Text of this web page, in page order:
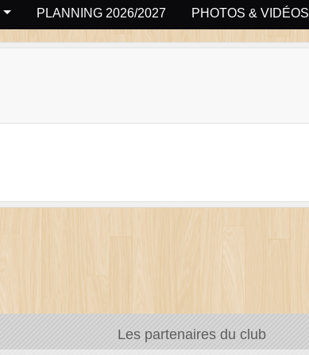
PLANNING 2026/2027 PHOTOS & VIDÉOS
Les partenaires du club